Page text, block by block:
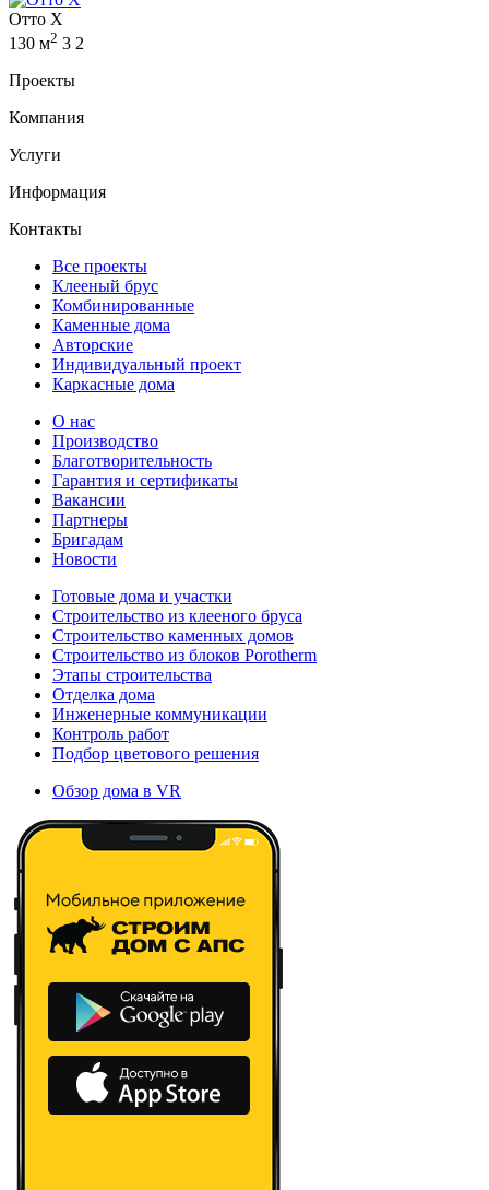
Отто Х
130 м2 3 2
Проекты
Компания
Услуги
Информация
Контакты
Все проекты
Клееный брус
Комбинированные
Каменные дома
Авторские
Индивидуальный проект
Каркасные дома
О нас
Производство
Благотворительность
Гарантия и сертификаты
Вакансии
Партнеры
Бригадам
Новости
Готовые дома и участки
Строительство из клееного бруса
Строительство каменных домов
Строительство из блоков Porotherm
Этапы строительства
Отделка дома
Инженерные коммуникации
Контроль работ
Подбор цветового решения
Обзор дома в VR